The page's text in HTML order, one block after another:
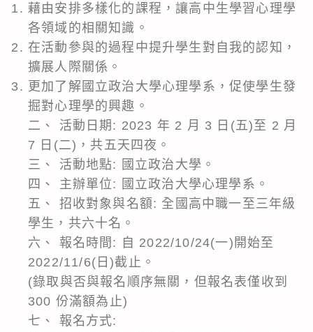
藉由安排多樣化的課程，讓高中生學習心理學
各領域的相關知識。
在活動參與的過程中提升學生對自我的認知，
擴展人際關係。
更加了解國立政治大學心理學系，促使學生發
掘對心理學的興趣。
二、 活動日期: 2023 年 2 月 3 日(五)至 2 月
7 日(二)，共五天四夜。
三、 活動地點: 國立政治大學。
四、 主辦單位: 國立政治大學心理學系。
五、 招收對象與名額: 全國高中職一至三年級
學生，共六十名。
六、 報名時間: 自 2022/10/24(一)開始至
2022/11/6(日)截止。
(錄取與否與報名順序無關，但報名表僅收到
300 份滿額為止)
七、 報名方式: